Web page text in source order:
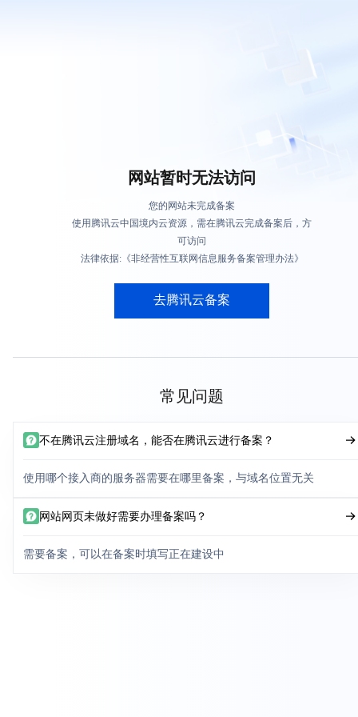
网站暂时无法访问
您的网站未完成备案
使用腾讯云中国境内云资源，需在腾讯云完成备案后，方
可访问
法律依据:《非经营性互联网信息服务备案管理办法》
去腾讯云备案
常见问题
不在腾讯云注册域名，能否在腾讯云进行备案？
使用哪个接入商的服务器需要在哪里备案，与域名位置无关
网站网页未做好需要办理备案吗？
需要备案，可以在备案时填写正在建设中